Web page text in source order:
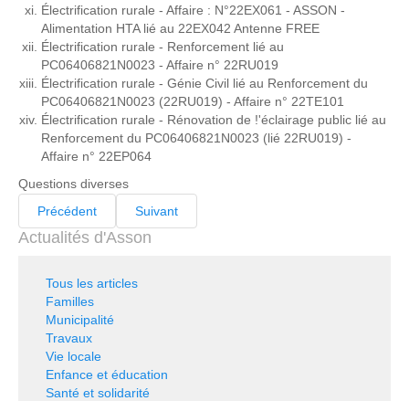
Électrification rurale - Affaire : N°22EX061 - ASSON -
Alimentation HTA lié au 22EX042 Antenne FREE
Électrification rurale - Renforcement lié au
PC06406821N0023 - Affaire n° 22RU019
Électrification rurale - Génie Civil lié au Renforcement du
PC06406821N0023 (22RU019) - Affaire n° 22TE101
Électrification rurale - Rénovation de !'éclairage public lié au
Renforcement du PC06406821N0023 (lié 22RU019) -
Affaire n° 22EP064
Questions diverses
Précédent
Suivant
Actualités d'Asson
Tous les articles
Familles
Municipalité
Travaux
Vie locale
Enfance et éducation
Santé et solidarité